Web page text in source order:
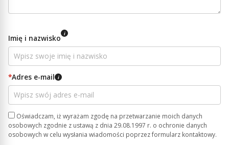
Imię i nazwisko i
*Adres e-mail i
Oświadczam, iż wyrażam zgodę na przetwarzanie moich danych
osobowych zgodnie z ustawą z dnia 29.08.1997 r. o ochronie danych
osobowych w celu wysłania wiadomości poprzez formularz kontaktowy.